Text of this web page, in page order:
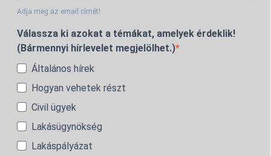
Adja meg az email címét!
Válassza ki azokat a témákat, amelyek érdeklik!
(Bármennyi hírlevelet megjelölhet.)
Általános hírek
Hogyan vehetek részt
Civil ügyek
Lakásügynökség
Lakáspályázat